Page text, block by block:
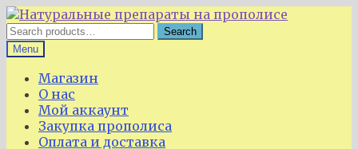
Skip
to
navigation
Skip
to
content
Search
for:
Search
Menu
Магазин
О нас
Мой аккаунт
Закупка прополиса
Оплата и доставка